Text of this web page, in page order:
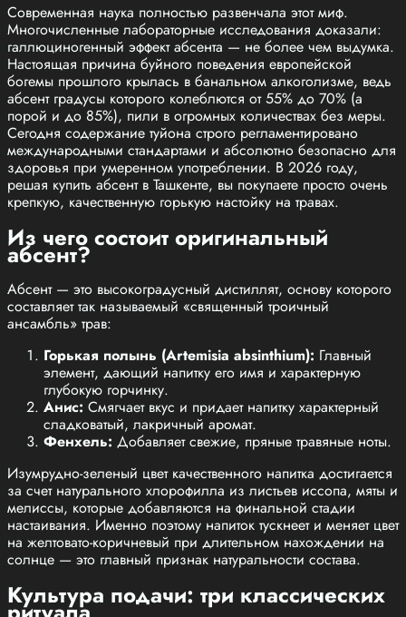
Современная наука полностью развенчала этот миф.
Многочисленные лабораторные исследования доказали:
галлюциногенный эффект абсента — не более чем выдумка.
Настоящая причина буйного поведения европейской
богемы прошлого крылась в банальном алкоголизме, ведь
абсент градусы которого колеблются от 55% до 70% (а
порой и до 85%), пили в огромных количествах без меры.
Сегодня содержание туйона строго регламентировано
международными стандартами и абсолютно безопасно для
здоровья при умеренном употреблении. В 2026 году,
решая купить абсент в Ташкенте, вы покупаете просто очень
крепкую, качественную горькую настойку на травах.
Из чего состоит оригинальный
абсент?
Абсент — это высокоградусный дистиллят, основу которого
составляет так называемый «священный троичный
ансамбль» трав:
Горькая полынь (Artemisia absinthium): Главный
элемент, дающий напитку его имя и характерную
глубокую горчинку.
Анис: Смягчает вкус и придает напитку характерный
сладковатый, лакричный аромат.
Фенхель: Добавляет свежие, пряные травяные ноты.
Изумрудно-зеленый цвет качественного напитка достигается
за счет натурального хлорофилла из листьев иссопа, мяты и
мелиссы, которые добавляются на финальной стадии
настаивания. Именно поэтому напиток тускнеет и меняет цвет
на желтовато-коричневый при длительном нахождении на
солнце — это главный признак натуральности состава.
Культура подачи: три классических